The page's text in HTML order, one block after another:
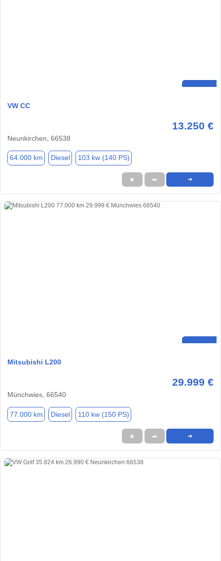
VW CC
13.250 €
Neunkirchen, 66538
64.000 km Diesel 103 kw (140 PS)
★ ➦ ➜
Mitsubishi L200
29.999 €
Münchwies, 66540
77.000 km Diesel 110 kw (150 PS)
★ ➦ ➜